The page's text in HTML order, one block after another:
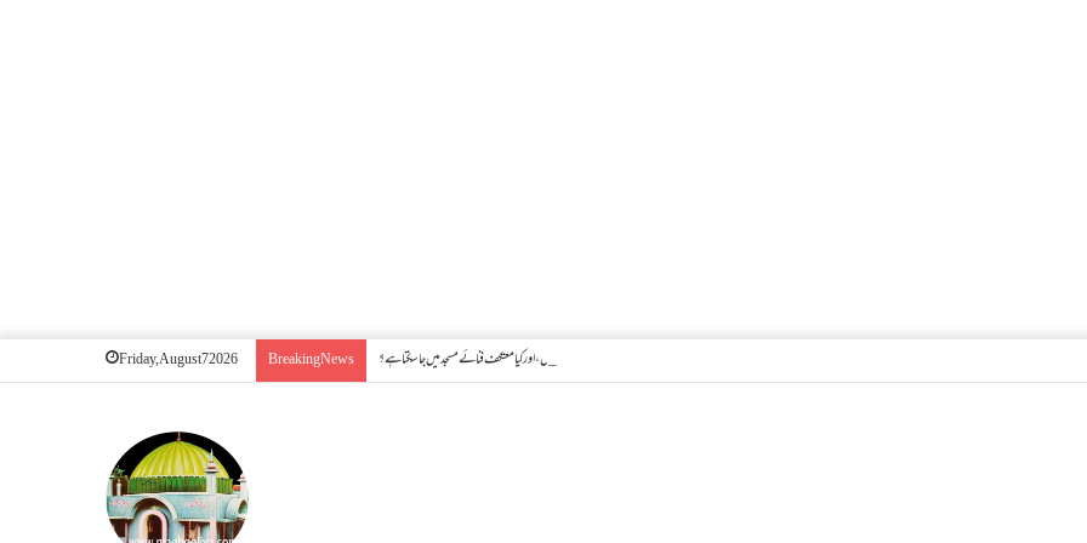
Friday, August 7 2026 Breaking News کیا بیہوش ہونے سے اعتکاف ٹوٹ جاتا ہے؟ اگر معتکف کو احتلام ہو جائے تو کیا اس کا اعتکاف ٹوٹ جائے گا؟فنائے مسجد کسے کہتے ہیں ، اور کیا معتکف فنائے مسجد میں جا سکتا ہے؟